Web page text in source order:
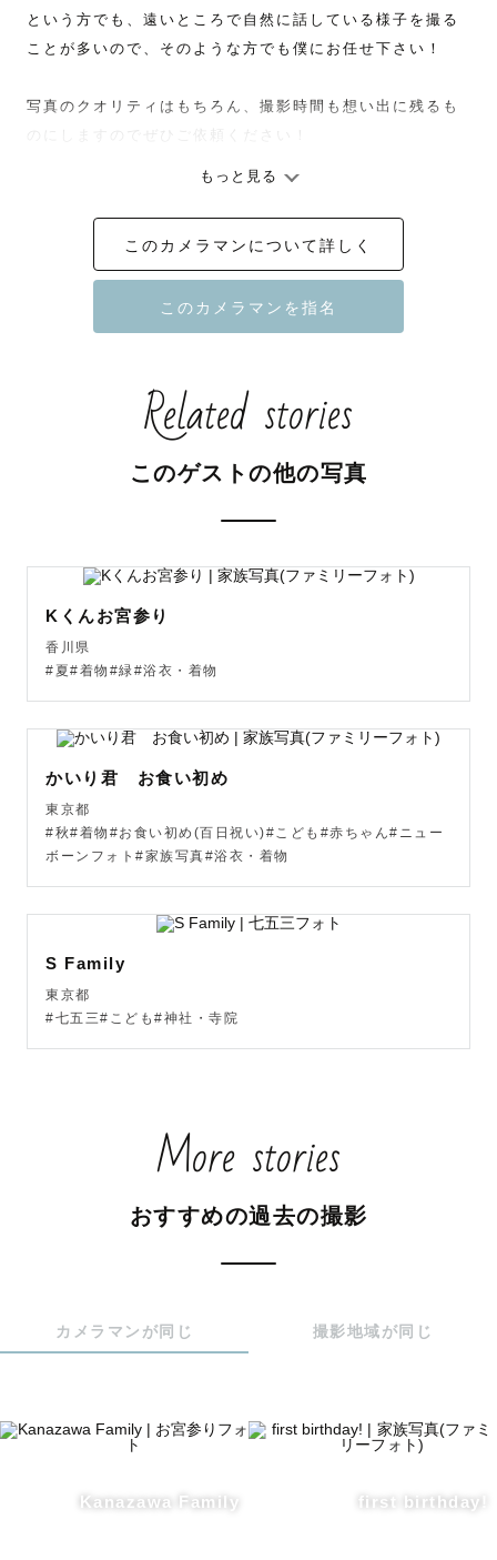
という方でも、遠いところで自然に話している様子を撮る
ことが多いので、そのような方でも僕にお任せ下さい！
写真のクオリティはもちろん、撮影時間も想い出に残るも
でお気軽にご相談くださいませ！
みなさんと会えることを楽しみにしております。
※土日祝日のみ対応可能。
※夜の撮影は対応不可。
もっと見る
このカメラマンについて詳しく
Related stories
このゲストの他の写真
Kくんお宮参り
香川県
#夏#着物#緑#浴衣・着物
かいり君 お食い初め
東京都
#秋#着物#お食い初め(百日祝い)#こども#赤ちゃん#ニュー
ボーンフォト#家族写真#浴衣・着物
S Family
東京都
#七五三#こども#神社・寺院
More stories
おすすめの過去の撮影
カメラマンが同じ 撮影地域が同じ
Kanazawa Family first birthday!